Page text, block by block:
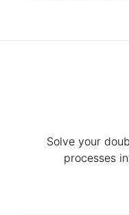
Solve your
processes